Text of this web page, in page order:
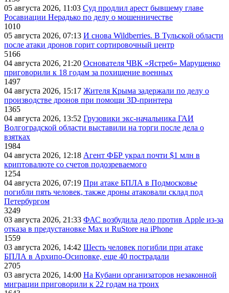
05 августа 2026, 11:03 Суд продлил арест бывшему главе
Росавиации Нерадько по делу о мошенничестве
1010
05 августа 2026, 07:13 И снова Wildberries. В Тульской области
после атаки дронов горит сортировочный центр
5166
04 августа 2026, 21:20 Основателя ЧВК «Ястреб» Марущенко
приговорили к 18 годам за похищение военных
1497
04 августа 2026, 15:17 Жителя Крыма задержали по делу о
производстве дронов при помощи 3D‑принтера
1365
04 августа 2026, 13:52 Грузовики экс-начальника ГАИ
Волгоградской области выставили на торги после дела о
взятках
1984
04 августа 2026, 12:18 Агент ФБР украл почти $1 млн в
криптовалюте со счетов подозреваемого
1254
04 августа 2026, 07:19 При атаке БПЛА в Подмосковье
погибли пять человек, также дроны атаковали склад под
Петербургом
3249
03 августа 2026, 21:33 ФАС возбудила дело против Apple из-за
отказа в предустановке Max и RuStore на iPhone
1559
03 августа 2026, 14:42 Шесть человек погибли при атаке
БПЛА в Архипо-Осиповке, еще 40 пострадали
2705
03 августа 2026, 14:00 На Кубани организаторов незаконной
миграции приговорили к 22 годам на троих